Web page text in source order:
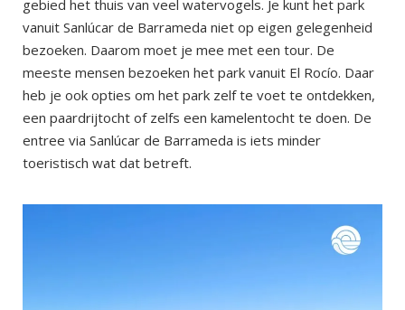
gebied het thuis van veel watervogels. Je kunt het park
vanuit Sanlúcar de Barrameda niet op eigen gelegenheid
bezoeken. Daarom moet je mee met een tour. De
meeste mensen bezoeken het park vanuit El Rocío. Daar
heb je ook opties om het park zelf te voet te ontdekken,
een paardrijtocht of zelfs een kamelentocht te doen. De
entree via Sanlúcar de Barrameda is iets minder
toeristisch wat dat betreft.